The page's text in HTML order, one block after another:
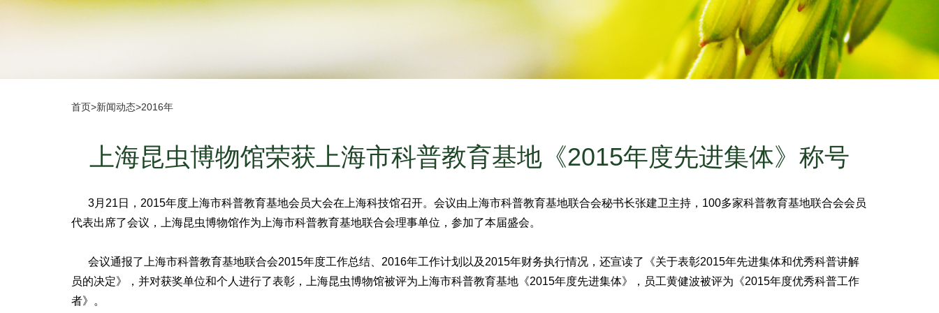
首页>新闻动态>2016年
上海昆虫博物馆荣获上海市科普教育基地《2015年度先进集体》称号
3月21日，2015年度上海市科普教育基地会员大会在上海科技馆召开。会议由上海市科普教育基地联合会秘书长张建卫主持，100多家科普教育基地联合会会员
代表出席了会议，上海昆虫博物馆作为上海市科普教育基地联合会理事单位，参加了本届盛会。
会议通报了上海市科普教育基地联合会2015年度工作总结、2016年工作计划以及2015年财务执行情况，还宣读了《关于表彰2015年先进集体和优秀科普讲解
员的决定》，并对获奖单位和个人进行了表彰，上海昆虫博物馆被评为上海市科普教育基地《2015年度先进集体》，员工黄健波被评为《2015年度优秀科普工作
者》。